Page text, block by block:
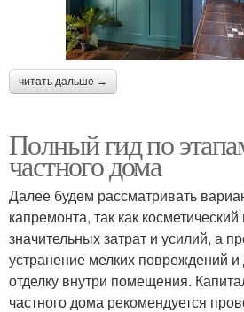
читать дальше →
Полный гид по
частного дома
Далее будем рассматривать
капремонта, так как косметический
значительных затрат и усилий, а
устранение мелких повреждений
отделку внутри помещения.
частного дома рекомендуется